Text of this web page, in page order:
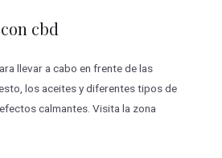
cbd
llevar a cabo en frente de las
los aceites y diferentes tipos de
calmantes. Visita la zona